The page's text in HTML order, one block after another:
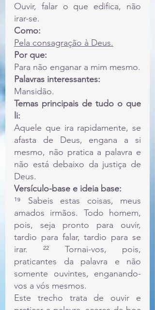
Ouvir, falar o que edifica, não
irar-se.
Como:
Pela consagração à Deus.
Por que:
Para não enganar a mim mesmo.
Palavras interessantes:
Mansidão.
Temas principais de tudo o que
li:
Aquele que ira rapidamente, se
afasta de Deus, engana a si
mesmo, não pratica a palavra e
não está debaixo da justiça de
Deus.
Versículo-base e ideia base:
¹⁹ Sabeis estas coisas, meus
amados irmãos. Todo homem,
pois, seja pronto para ouvir,
tardio para falar, tardio para se
irar. ²² Tornai-vos, pois,
praticantes da palavra e não
somente ouvintes, enganando-
vos a vós mesmos.
Este trecho trata de ouvir e